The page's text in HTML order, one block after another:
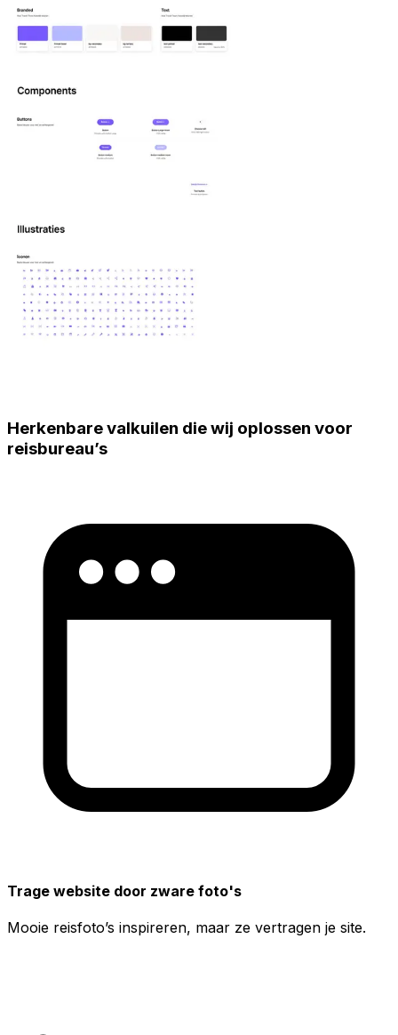
Herkenbare valkuilen die wij oplossen voor
reisbureau’s
Trage website door zware foto's
Mooie reisfoto’s inspireren, maar ze vertragen je site.